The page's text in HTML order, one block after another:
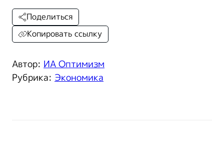
Автор: ИА Оптимизм
Рубрика: Экономика
Поделиться
Копировать ссылку